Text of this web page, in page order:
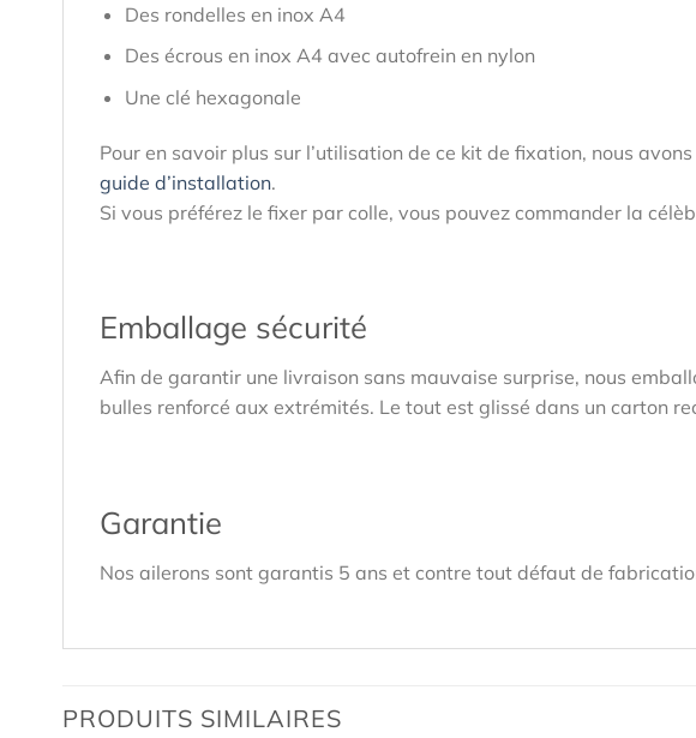
Des rondelles en inox A4
Des écrous en inox A4 avec autofrein en nylon
Une clé hexagonale
Pour en savoir plus sur l’utilisation de ce kit de fixation, nous
guide d’installation.
Si vous préférez le fixer par colle, vous pouvez commander la
Emballage sécurité
Afin de garantir une livraison sans mauvaise surprise, nous
bulles renforcé aux extrémités. Le tout est glissé dans un carton
Garantie
Nos ailerons sont garantis 5 ans et contre tout défaut de
PRODUITS SIMILAIRES